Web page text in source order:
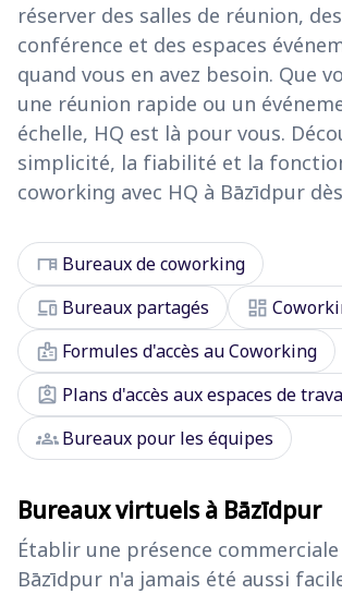
réserver des salles de réunion,
conférence et des espaces
quand vous en avez besoin. Que
une réunion rapide ou un
échelle, HQ est là pour vous.
simplicité, la fiabilité et la
coworking avec HQ à Bāzīdpur
desk Bureaux de coworking
devices Bureaux partagés dashboard
badge Formules d'accès au Coworking
assignment_ind Plans d'accès aux espaces de
groupsBureaux pour les équipes
Bureaux virtuels à Bāzīdpur
Établir une présence
Bāzīdpur n'a jamais été aussi